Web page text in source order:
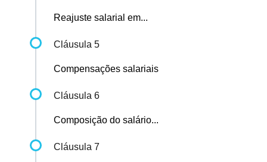
Reajuste salarial em...
Cláusula 5
Compensações salariais
Cláusula 6
Composição do salário...
Cláusula 7